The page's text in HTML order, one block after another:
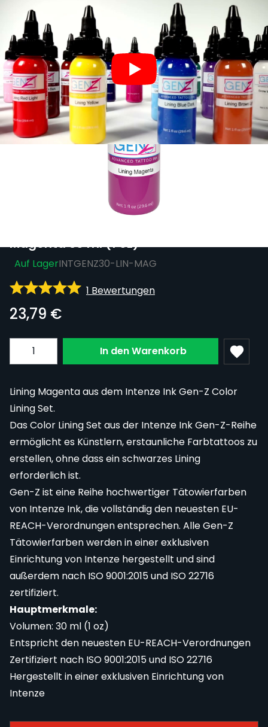
Sichere dir kostenlosen Versand nach
Deutschland ab 100 € Bestellwert (inkl.
Magenta 30 ml (1 oz)
Auf LagerINTGENZ30-LIN-MAG
1 Bewertungen
23,79 €
Menge In den Warenkorb
Lining Magenta aus dem Intenze Ink Gen-Z Color
Lining Set.
Das Color Lining Set aus der Intenze Ink Gen-Z-Reihe
ermöglicht es Künstlern, erstaunliche Farbtattoos zu
erstellen, ohne dass ein schwarzes Lining
erforderlich ist.
Gen-Z ist eine Reihe hochwertiger Tätowierfarben
von Intenze Ink, die vollständig den neuesten EU-
REACH-Verordnungen entsprechen. Alle Gen-Z
Tätowierfarben werden in einer exklusiven
Einrichtung von Intenze hergestellt und sind
außerdem nach ISO 9001:2015 und ISO 22716
zertifiziert.
Hauptmerkmale:
Volumen: 30 ml (1 oz)
Entspricht den neuesten EU-REACH-Verordnungen
Zertifiziert nach ISO 9001:2015 und ISO 22716
Hergestellt in einer exklusiven Einrichtung von
Intenze